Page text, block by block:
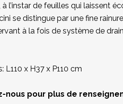
à l’instar de feuilles qui laissent
se distingue par une fine
à la fois de système de
L110 x H37 x P110 cm
nous pour plus de